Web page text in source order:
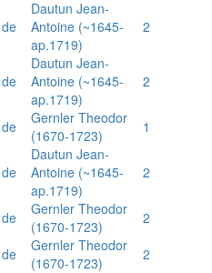
de
Dautun Jean-
Antoine (~1645-
ap.1719)
2
de
Dautun Jean-
Antoine (~1645-
ap.1719)
2
de
Gernler Theodor
(1670-1723)
1
de
Dautun Jean-
Antoine (~1645-
ap.1719)
2
de
Gernler Theodor
(1670-1723)
2
de
Gernler Theodor
(1670-1723)
2